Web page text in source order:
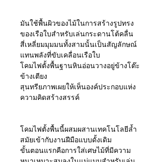
มันใช้พื้นผิวของไม้ในการสร้างรูปทรง
ของเรือใบสำหรับเล่นกระดานโต้คลื่น
สี่เหลี่ยมมุมมนทั้งสามนั้นเป็นสัญลักษณ์
แทนพลังที่ขับเคลื่อนเรือใบ
โคมไฟตั้งพื้นฐานหินอ่อนวางอยู่ข้างโต๊ะ
ข้างเตียง
สุนทรียภาพเผยให้เห็นองค์ประกอบแห่ง
ความคิดสร้างสรรค์
โคมไฟตั้งพื้นนี้ผสมผสานเทคโนโลยีล้ำ
สมัยเข้ากับงานฝีมือแบบดั้งเดิม
ขั้นตอนแรกคือการใส่เศษไม้ที่มีความ